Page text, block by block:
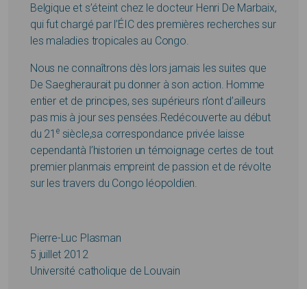
Belgique et s’éteint chez le docteur Henri De Marbaix,
qui fut chargé par l’ÉIC des premières recherches sur
les maladies tropicales au Congo.
Nous ne connaîtrons dès lors jamais les suites que
De Saegheraurait pu donner à son action. Homme
entier et de principes, ses supérieurs n’ont d’ailleurs
pas mis à jour ses pensées.Redécouverte au début
du 21esiècle,sa correspondance privée laisse
cependantà l’historien un témoignage certes de tout
premier planmais empreint de passion et de révolte
sur les travers du Congo léopoldien.
Pierre-Luc Plasman
5 juillet 2012
Université catholique de Louvain